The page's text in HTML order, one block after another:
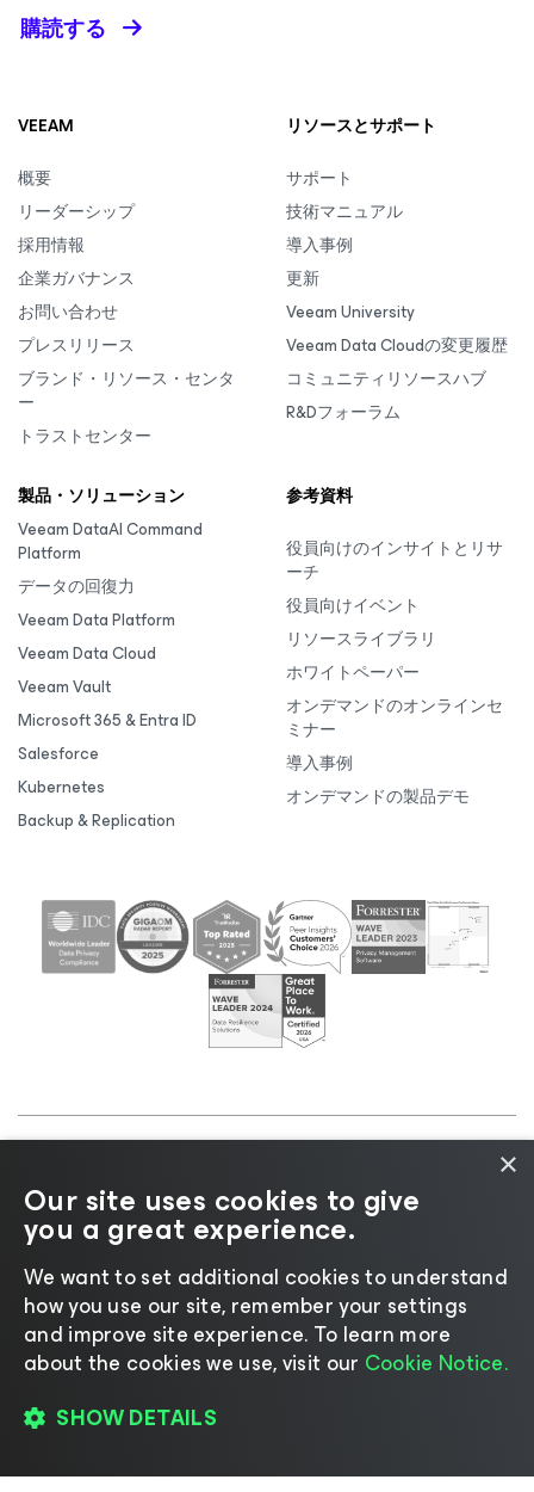
購読する
VEEAM
概要
リーダーシップ
採用情報
企業ガバナンス
お問い合わせ
プレスリリース
ブランド・リソース・センタ
ー
トラストセンター
リソースとサポート
サポート
技術マニュアル
導入事例
更新
Veeam University
Veeam Data Cloudの変更履歴
コミュニティリソースハブ
R&Dフォーラム
製品・ソリューション
Veeam DataAI Command
Platform
データの回復力
Veeam Data Platform
Veeam Data Cloud
Veeam Vault
Microsoft 365 & Entra ID
Salesforce
Kubernetes
Backup & Replication
参考資料
役員向けのインサイトとリサ
ーチ
役員向けイベント
リソースライブラリ
ホワイトペーパー
オンデマンドのオンラインセ
ミナー
導入事例
オンデマンドの製品デモ
プライバシーに関する通
知|Cookieに関する通知|リーガル| ライセンスポリ
シー| サプライヤーリソース
言語の変更
×
Our site uses cookies to give
you a great experience.
We want to set additional cookies to understand
how you use our site, remember your settings
and improve site experience. ​To learn more
about the cookies we use, visit our Cookie Notice.
SHOW DETAILS